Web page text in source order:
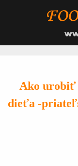
Ako urobiť
dieťa -